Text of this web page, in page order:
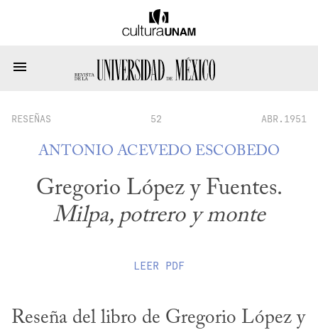
RESEÑAS 52 ABR.1951
ANTONIO ACEVEDO ESCOBEDO
Gregorio López y Fuentes.
Milpa, potrero y monte
LEER PDF
Reseña del libro de Gregorio López y